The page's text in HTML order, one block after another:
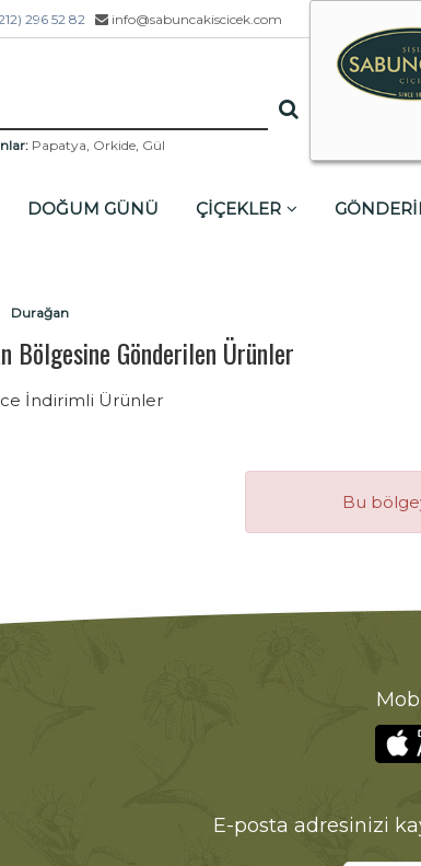
296 52 82 info@sabuncakiscicek.com
Papatya, Orkide, Gül
DOĞUM GÜNÜ ÇİÇEKLER
Durağan
Bölgesine Gönderilen Ürünler
İndirimli Ürünler
Bu
E-posta adresinizi